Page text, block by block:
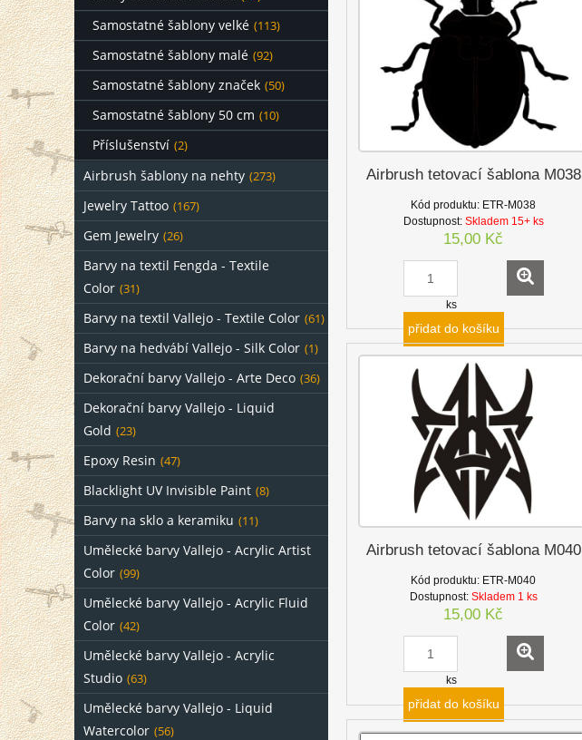
Samostatné šablony velké (113)
Samostatné šablony malé (92)
Samostatné šablony značek (50)
Samostatné šablony 50 cm (10)
Příslušenství (2)
Airbrush šablony na nehty (273)
Jewelry Tattoo (167)
Gem Jewelry (26)
Barvy na textil Fengda - Textile
Color (31)
Barvy na textil Vallejo - Textile Color (61)
Barvy na hedvábí Vallejo - Silk Color (1)
Dekorační barvy Vallejo - Arte Deco (36)
Dekorační barvy Vallejo - Liquid
Gold (23)
Epoxy Resin (47)
Blacklight UV Invisible Paint (8)
Barvy na sklo a keramiku (11)
Umělecké barvy Vallejo - Acrylic Artist
Color (99)
Umělecké barvy Vallejo - Acrylic Fluid
Color (42)
Umělecké barvy Vallejo - Acrylic
Studio (63)
Umělecké barvy Vallejo - Liquid
Watercolor (56)
Airbrush tetovací šablona M038
Kód produktu: ETR-M038
Dostupnost: Skladem 15+ ks
15,00 Kč
ks
přidat do košíku
Airbrush tetovací šablona M040
Kód produktu: ETR-M040
Dostupnost: Skladem 1 ks
15,00 Kč
ks
přidat do košíku